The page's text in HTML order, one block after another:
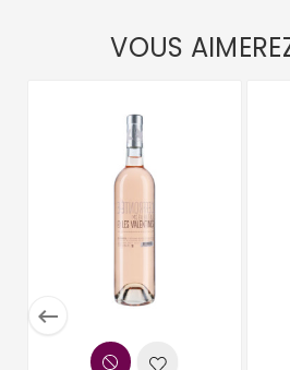
VOUS
